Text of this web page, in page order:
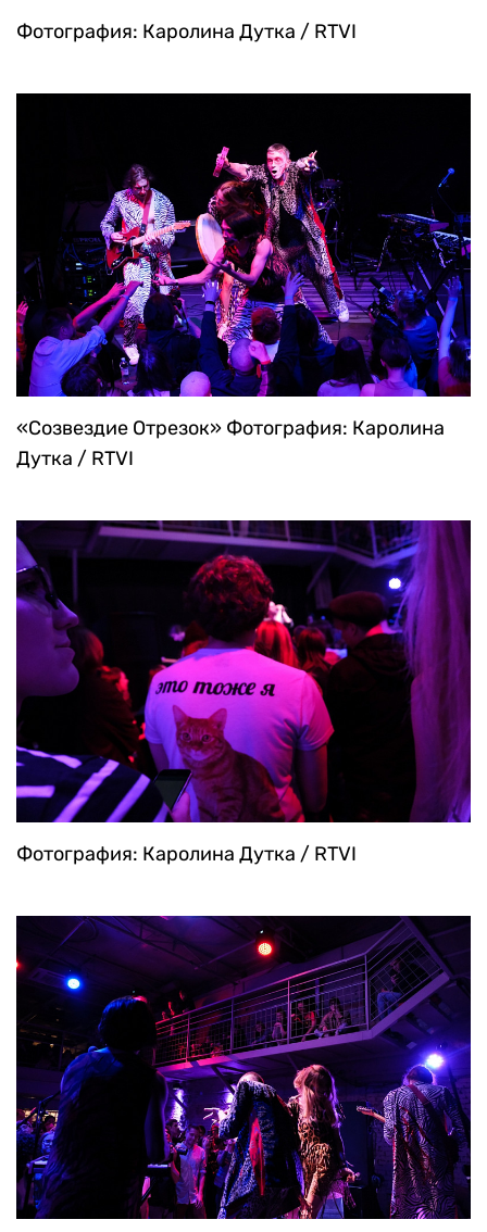
Фотография: Каролина Дутка / RTVI
«Созвездие Отрезок» Фотография: Каролина
Дутка / RTVI
Фотография: Каролина Дутка / RTVI